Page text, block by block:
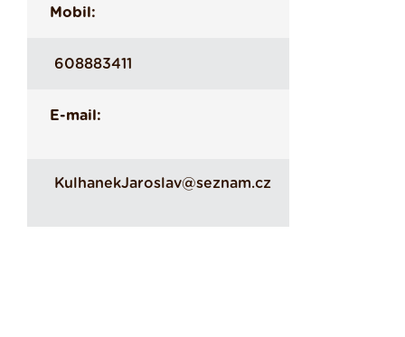
Mobil:
608883411
E-mail:
KulhanekJaroslav@seznam.cz